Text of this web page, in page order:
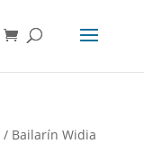
/ Bailarín Widia